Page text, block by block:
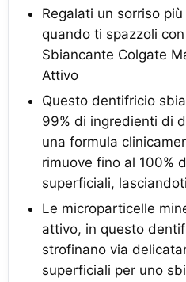
Regalati un sorriso
quando ti spazzoli
Sbiancante Colgate
Attivo
Questo dentifricio
99% di ingredienti di
una formula
rimuove fino al 100%
superficiali,
Le microparticelle
attivo, in questo
strofinano via
superficiali per uno